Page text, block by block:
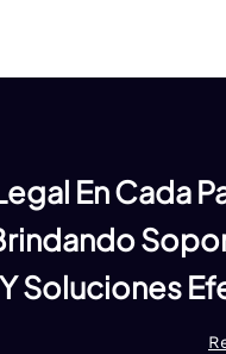
En Cada
Soluciones